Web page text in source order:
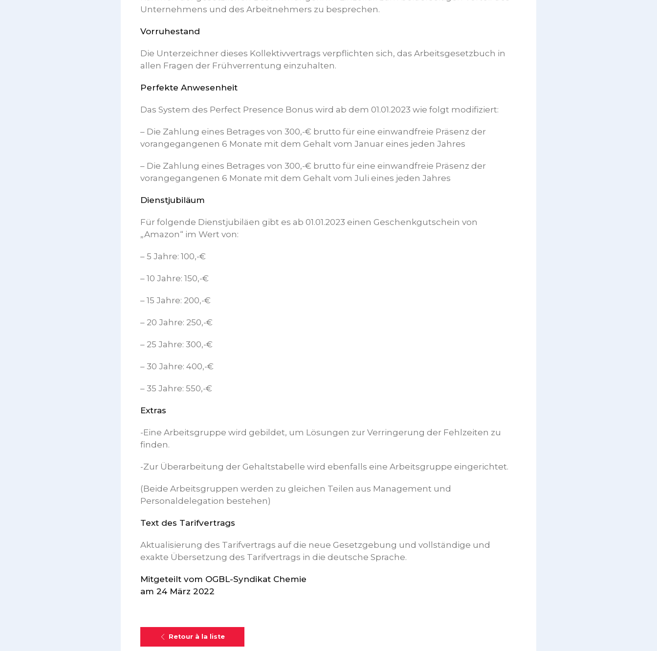
Unternehmens und des Arbeitnehmers zu besprechen.
Vorruhestand
Die Unterzeichner dieses Kollektivvertrags verpflichten sich, das Arbeitsgesetzbuch in
allen Fragen der Frühverrentung einzuhalten.
Perfekte Anwesenheit
Das System des Perfect Presence Bonus wird ab dem 01.01.2023 wie folgt modifiziert:
– Die Zahlung eines Betrages von 300,-€ brutto für eine einwandfreie Präsenz der
vorangegangenen 6 Monate mit dem Gehalt vom Januar eines jeden Jahres
– Die Zahlung eines Betrages von 300,-€ brutto für eine einwandfreie Präsenz der
vorangegangenen 6 Monate mit dem Gehalt vom Juli eines jeden Jahres
Dienstjubiläum
Für folgende Dienstjubiläen gibt es ab 01.01.2023 einen Geschenkgutschein von
„Amazon“ im Wert von:
– 5 Jahre: 100,-€
– 10 Jahre: 150,-€
– 15 Jahre: 200,-€
– 20 Jahre: 250,-€
– 25 Jahre: 300,-€
– 30 Jahre: 400,-€
– 35 Jahre: 550,-€
Extras
-Eine Arbeitsgruppe wird gebildet, um Lösungen zur Verringerung der Fehlzeiten zu
finden.
-Zur Überarbeitung der Gehaltstabelle wird ebenfalls eine Arbeitsgruppe eingerichtet.
(Beide Arbeitsgruppen werden zu gleichen Teilen aus Management und
Personaldelegation bestehen)
Text des Tarifvertrags
Aktualisierung des Tarifvertrags auf die neue Gesetzgebung und vollständige und
exakte Übersetzung des Tarifvertrags in die deutsche Sprache.
Mitgeteilt vom OGBL-Syndikat Chemie
am 24 März 2022
Retour à la liste